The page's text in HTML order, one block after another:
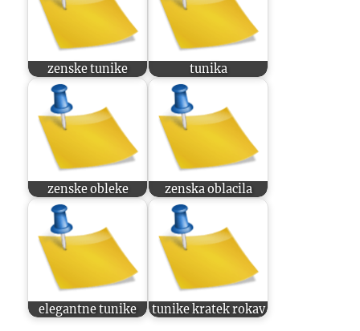
zenske tunike tunika
zenske obleke zenska oblacila
elegantne tunike tunike kratek rokav